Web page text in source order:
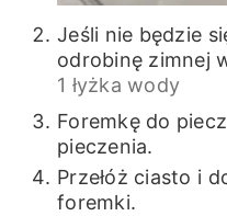
Jeśli nie będzie
odrobinę zimnej
1 łyżka wody
Foremkę do
pieczenia.
Przełóż ciasto i
foremki.